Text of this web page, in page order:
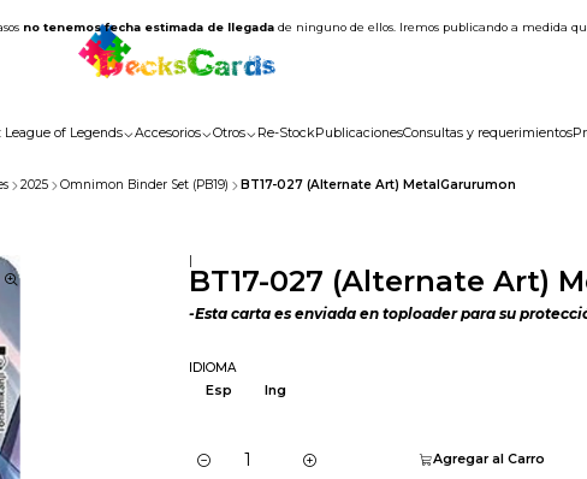
of Legends Accesorios Otros Re-StockPublicacionesConsultas y requerimientos
no tenemos fecha estimada de llegadade ninguno de ellos. Iremos publicando a medida
2025 Omnimon Binder Set (PB19) BT17-027 (Alternate Art) MetalGarurumon
|
BT17-027 (Alternate Art)
-Esta carta es enviada en toploader para su
IDIOMA
Esp
Ing
Cantidad
Agregar al Carro